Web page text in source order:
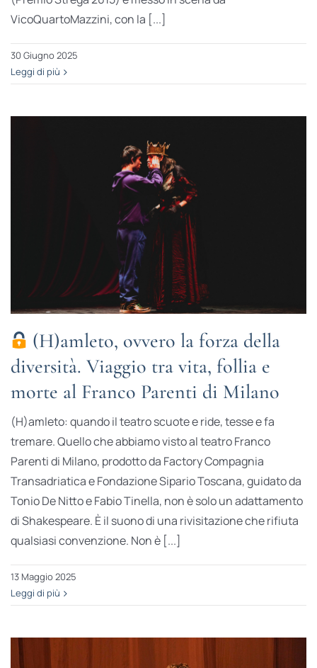
VicoQuartoMazzini, con la [...]
30 Giugno 2025
Leggi di più
(H)amleto, ovvero la forza della
diversità. Viaggio tra vita, follia e
morte al Franco Parenti di Milano
(H)amleto: quando il teatro scuote e ride, tesse e fa
tremare. Quello che abbiamo visto al teatro Franco
Parenti di Milano, prodotto da Factory Compagnia
Transadriatica e Fondazione Sipario Toscana, guidato da
Tonio De Nitto e Fabio Tinella, non è solo un adattamento
di Shakespeare. È il suono di una rivisitazione che rifiuta
qualsiasi convenzione. Non è [...]
13 Maggio 2025
Leggi di più